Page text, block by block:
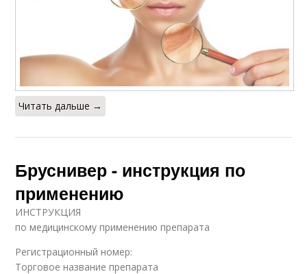
Читать дальше →
Бруснивер - инструкция по
применению
ИНСТРУКЦИЯ
по медицинскому применению препарата
Регистрационный номер:
Торговое название препарата